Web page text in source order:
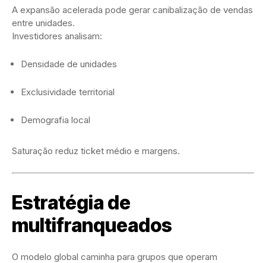
A expansão acelerada pode gerar canibalização de vendas
entre unidades.
Investidores analisam:
Densidade de unidades
Exclusividade territorial
Demografia local
Saturação reduz ticket médio e margens.
Estratégia de
multifranqueados
O modelo global caminha para grupos que operam